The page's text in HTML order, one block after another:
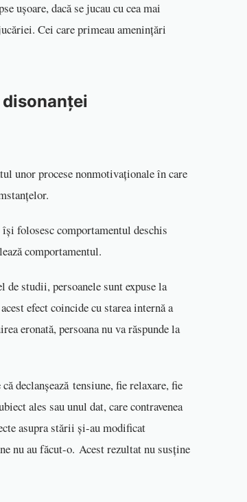
ușoare, dacă se jucau cu cea mai
Cei care primeau amenințări
unor procese nonmotivaționale în care
folosesc comportamentul deschis
comportamentul.
studii, persoanele sunt expuse la
efect coincide cu starea internă a
eronată, persoana nu va răspunde la
declanșează tensiune, fie relaxare, fie
ales sau unul dat, care contravenea
asupra stării și-au modificat
nu au făcut-o. Acest rezultat nu susține